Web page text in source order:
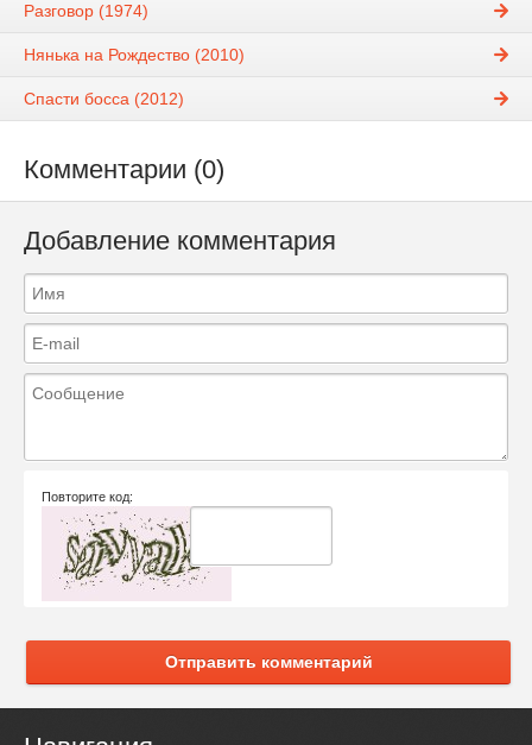
Разговор (1974)
Нянька на Рождество (2010)
Спасти босса (2012)
Комментарии (0)
Добавление комментария
Повторите код:
Отправить комментарий